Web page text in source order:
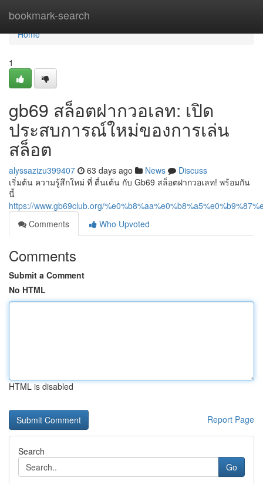
bookmark-search
Home
Home
1
gb69 สล็อตฝากวอเลท: เปิด
ประสบการณ์ใหม่ของการเล่น
สล็อต
alyssazizu399407 63 days ago News
Discuss
เริ่มต้น ความรู้สึกใหม่ ที่ ตื่นเต้น กับ Gb69 สล็อตฝากวอเลท! พร้อมกัน
นี้
https://www.gb69club.org/
Comments
Who Upvoted
Comments
Submit a Comment
No HTML
HTML is disabled
Report Page
Search
Go